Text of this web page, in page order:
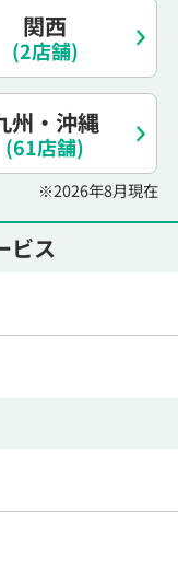
ビス
関西
(2店舗)
州・沖縄
(61店舗)
※2026年8月現在